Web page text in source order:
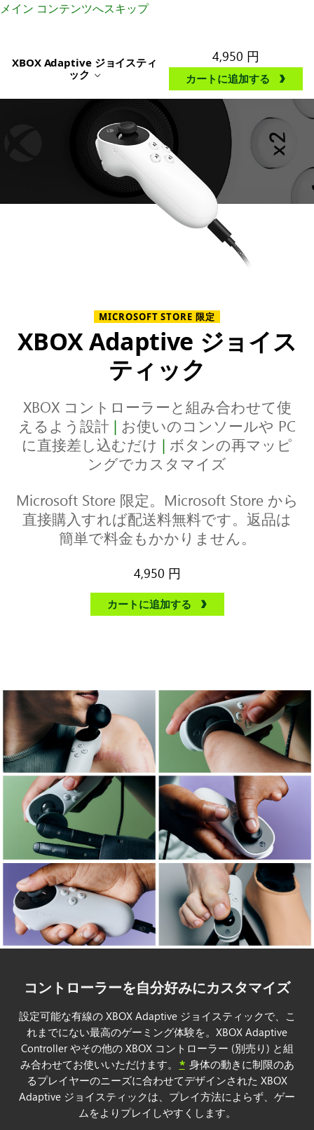
メイン コンテンツへスキップ
XBOX Adaptive ジョイスティ
ック
4,950 円
カートに追加する
MICROSOFT STORE 限定
XBOX Adaptive ジョイス
ティック
XBOX コントローラーと組み合わせて使
えるよう設計 | お使いのコンソールや PC
に直接差し込むだけ | ボタンの再マッピ
ングでカスタマイズ
Microsoft Store 限定。Microsoft Store から
直接購入すれば配送料無料です。返品は
簡単で料金もかかりません。
4,950 円
カートに追加する
コントローラーを自分好みにカスタマイズ
設定可能な有線の XBOX Adaptive ジョイスティックで、こ
れまでにない最高のゲーミング体験を。XBOX Adaptive
Controller やその他の XBOX コントローラー (別売り) と組
み合わせてお使いいただけます。 * 身体の動きに制限のあ
るプレイヤーのニーズに合わせてデザインされた XBOX
Adaptive ジョイスティックは、プレイ方法によらず、ゲー
ムをよりプレイしやすくします。